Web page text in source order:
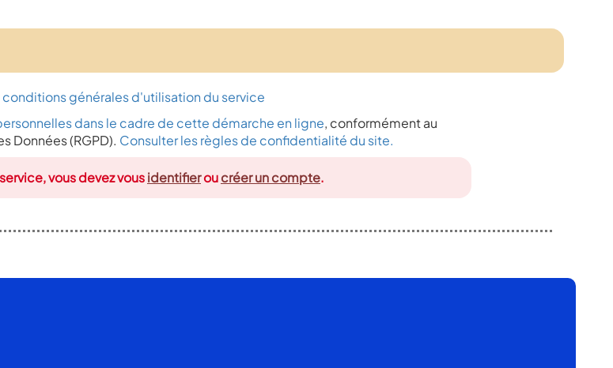
conditions générales d'utilisation du service
dans le cadre de cette démarche en ligne, conformément au
Données (RGPD). Consulter les règles de confidentialité du site.
vous devez vousidentifieroucréer un compte.